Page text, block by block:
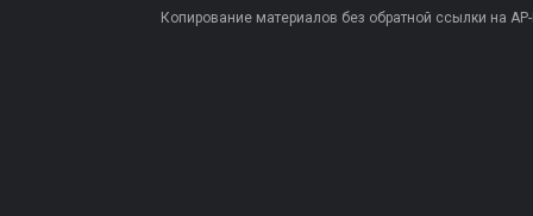
Копирование материалов без обратной ссылки на